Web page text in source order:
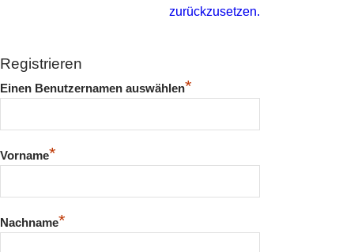
zurückzusetzen.
Registrieren
Einen Benutzernamen auswählen*
Vorname*
Nachname*